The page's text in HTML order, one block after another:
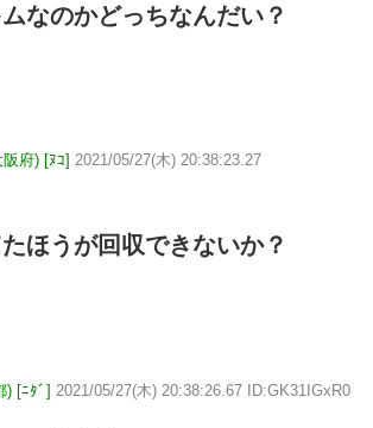
なのかどっちなんだい？
阪府) [ﾇｺ] 2021/05/27(木) 20:38:23.27
ほうが回収できないか？
) [ﾆﾀﾞ] 2021/05/27(木) 20:38:26.67 ID:GK31IGxR0